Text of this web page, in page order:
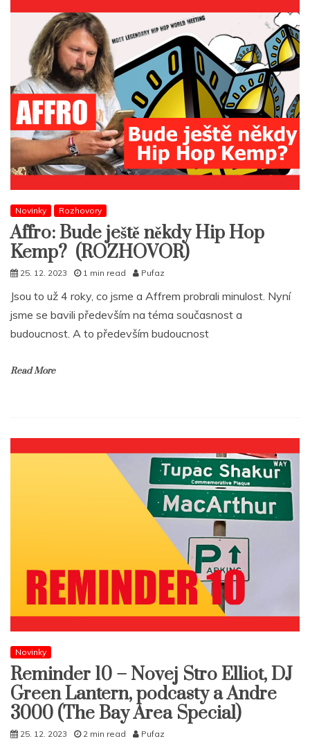
Novinky Rozhovory
Affro: Bude ještě někdy Hip Hop
Kemp? (ROZHOVOR)
25. 12. 2023 1 min read Pufaz
Jsou to už 4 roky, co jsme a Affrem probrali minulost. Nyní
jsme se bavili především na téma současnost a
budoucnost. A to především budoucnost
Read More
Novinky
Reminder 10 – Novej Stro Elliot, DJ
Green Lantern, podcasty a Andre
3000 (The Bay Area Special)
25. 12. 2023 2 min read Pufaz